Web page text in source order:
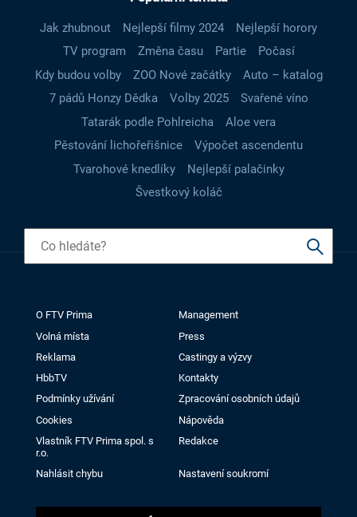
Jak zhubnout Nejlepší filmy 2024
Nejlepší horory
TV program
Změna času Partie
Počasí
Kdy budou volby
ZOO Nové začátky
Auto – katalog
7 pádů Honzy Dědka
Volby 2025
Svařené víno
Tatarák podle Pohlreicha
Aloe vera
Pěstování lichořeřišnice
Výpočet ascendentu
Tvarohové knedlíky
Nejlepší palačinky
Švestkový koláč
O FTV Prima
Management
Volná místa
Press
Reklama
Castingy a výzvy
HbbTV
Kontakty
Podmínky užívání
Zpracování osobních údajů
Cookies
Nápověda
Vlastník FTV Prima spol. s
r.o.
Redakce
Nahlásit chybu Nastavení soukromí